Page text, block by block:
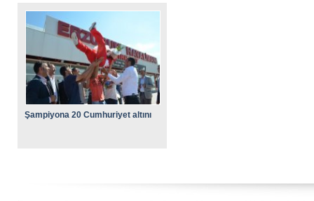
Şampiyona 20 Cumhuriyet altını